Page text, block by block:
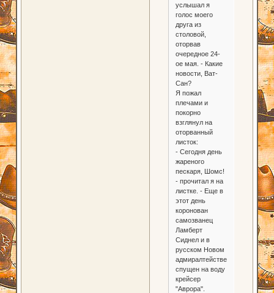
услышал я
голос моего
друга из
столовой,
оторвав
очередное 24-
ое мая. - Какие
новости, Ват-
Сан?
Я пожал
плечами и
покорно
взглянул на
оторванный
листок:
- Сегодня день
жареного
пескаря, Шомс!
- прочитал я на
листке. - Еще в
этот день
коронован
самозванец
Ламберт
Сиднел и в
русском Новом
адмиралтействе
спущен на воду
крейсер
"Аврора".